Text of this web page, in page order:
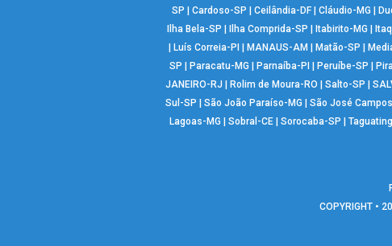
SP | Cardoso-SP | Ceilândia-DF | Cláudio-MG |
Ilha Bela-SP | Ilha Comprida-SP | Itabirito-MG |
| Luís Correia-PI | MANAUS-AM | Matão-SP |
SP | Paracatu-MG | Parnaíba-PI | Peruíbe-SP |
JANEIRO-RJ | Rolim de Moura-RO | Salto-SP |
Sul-SP | São João Paraíso-MG | São José
Lagoas-MG | Sobral-CE| Sorocaba-SP |
COPYRIGHT •